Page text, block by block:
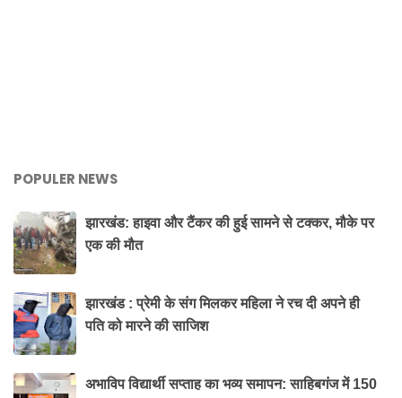
POPULER NEWS
झारखंड: हाइवा और टैंकर की हुई सामने से टक्कर, मौके पर
एक की मौत
झारखंड : प्रेमी के संग मिलकर महिला ने रच दी अपने ही
पति को मारने की साजिश
अभाविप विद्यार्थी सप्ताह का भव्य समापन: साहिबगंज में 150